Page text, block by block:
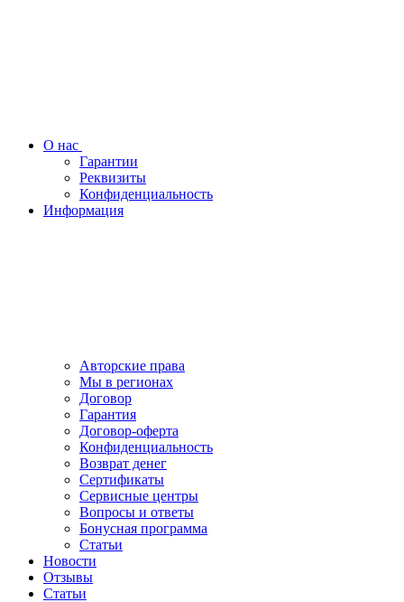
О нас
Гарантии
Реквизиты
Конфиденциальность
Информация
Авторские права
Мы в регионах
Договор
Гарантия
Договор-оферта
Конфиденциальность
Возврат денег
Сертификаты
Сервисные центры
Вопросы и ответы
Бонусная программа
Статьи
Новости
Отзывы
Статьи